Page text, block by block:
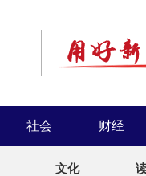
社会 财经
文化